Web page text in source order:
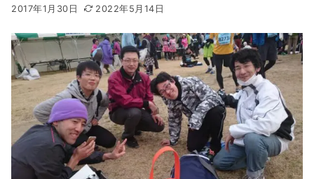
2017年1月30日 2022年5月14日